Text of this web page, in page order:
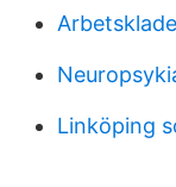
Linköping